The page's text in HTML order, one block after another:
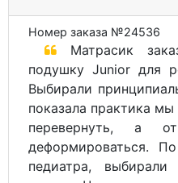
Номер заказа №24536
Матрасик
подушку Junior для
Выбирали
показала практика
перевернуть, а
деформироваться.
педиатра,